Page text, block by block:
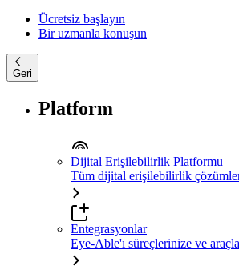
Ücretsiz başlayın
Bir uzmanla konuşun
Geri
Platform
Dijital Erişilebilirlik Platformu
Tüm dijital erişilebilirlik
Entegrasyonlar
Eye-Able'ı süreçlerinize ve